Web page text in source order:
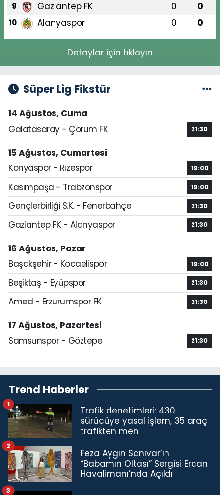
9 Gaziantep FK 0 0
10 Alanyaspor 0 0
Detaylar için tıklayın
Süper Lig Fikstür
14 Ağustos, Cuma
Galatasaray - Çorum FK
21:30
15 Ağustos, Cumartesi
Konyaspor - Rizespor
19:00
Kasımpaşa - Trabzonspor 19:00
Gençlerbirliği S.K. - Fenerbahçe 21:30
Gaziantep FK - Alanyaspor 21:30
16 Ağustos, Pazar
Başakşehir - Kocaelispor
19:00
Beşiktaş - Eyüpspor 21:30
Amed - Erzurumspor FK 21:30
17 Ağustos, Pazartesi
Samsunspor - Göztepe
21:30
Trend Haberler
Trafik denetimleri: 430
sürücüye yasal işlem, 35 araç
trafikten men
1
Feza Aygın Sanıvar’ın
“Babamın Oltası” Sergisi Ercan
Havalimanı’nda Açıldı
2
3